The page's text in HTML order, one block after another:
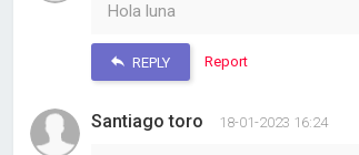
Hola luna
REPLY Report
Santiago toro 18-01-2023 16:24